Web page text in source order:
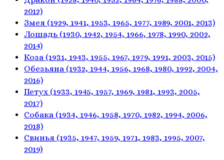
2012)
Змея (1929, 1941, 1953, 1965, 1977, 1989, 2001, 2013)
Лошадь (1930, 1942, 1954, 1966, 1978, 1990, 2002,
2014)
Коза (1931, 1943, 1955, 1967, 1979, 1991, 2003, 2015)
Обезьяна (1932, 1944, 1956, 1968, 1980, 1992, 2004,
2016)
Петух (1933, 1945, 1957, 1969, 1981, 1993, 2005,
2017)
Собака (1934, 1946, 1958, 1970, 1982, 1994, 2006,
2018)
Свинья (1935, 1947, 1959, 1971, 1983, 1995, 2007,
2019)